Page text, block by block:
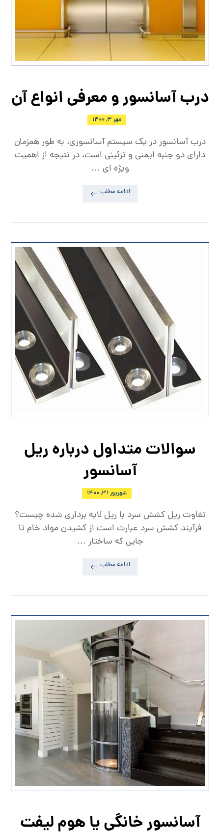
درب آسانسور و معرفی انواع آن
مهر ۳, ۱۴۰۰
درب آسانسور در یک سیستم آسانسوری، به طور همزمان
دارای دو جنبه ایمنی و تزئینی است، در نتیجه از اهمیت
ویژه ای ...
ادامه مطلب
سوالات متداول درباره ریل
آسانسور
شهریور ۳۱, ۱۴۰۰
تفاوت ریل کشش سرد با ریل لایه برداری شده چیست؟
فرآیند کشش سرد عبارت است از کشیدن مواد خام تا
جایی که ساختار ...
ادامه مطلب
آسانسور خانگی یا هوم لیفت